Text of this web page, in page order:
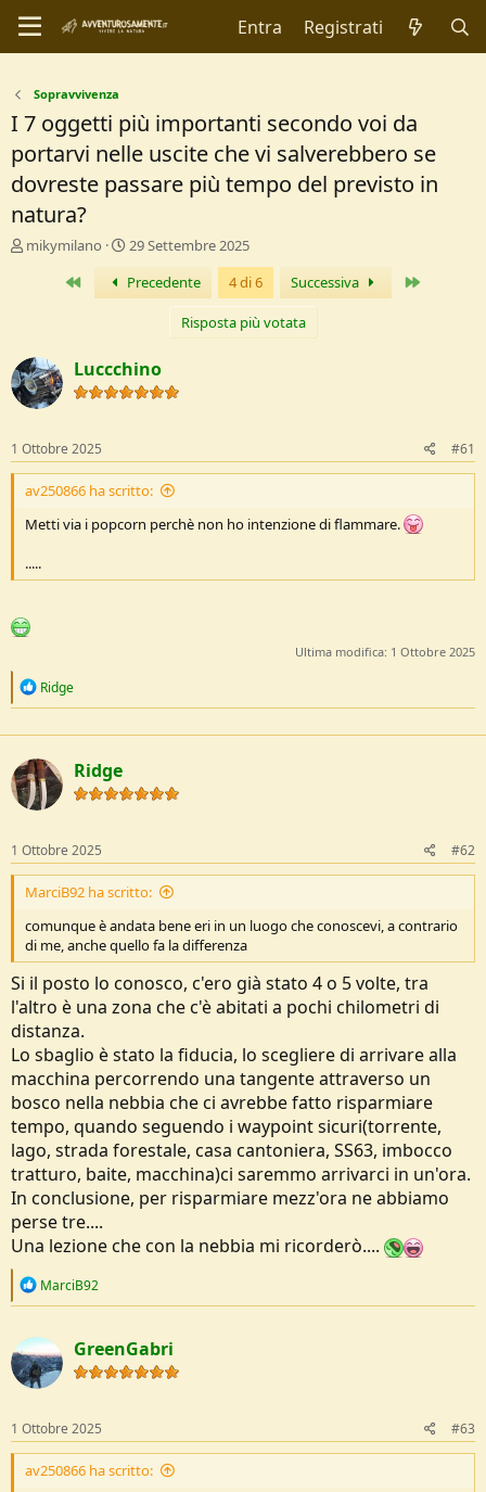
Entra Registrati
Sopravvivenza
I 7 oggetti più importanti secondo voi da
portarvi nelle uscite che vi salverebbero se
dovreste passare più tempo del previsto in
natura?
C
r
e
D
s
c
u
s
s
n
mikymilano
D
t
a
I
n
i
o
29 Settembre 2025
Primo Precedente 4 di 6 Successiva
Risposta più votata
Luccchino
1 Ottobre 2025 #61
av250866 ha scritto:
Metti via i popcorn perchè non ho intenzione di flammare.
.....
Ultima modifica: 1 Ottobre 2025
R
c
t
i
o
n
Ridge
Ridge
1 Ottobre 2025 #62
MarciB92 ha scritto:
comunque è andata bene eri in un luogo che conoscevi, a contrario
di me, anche quello fa la differenza
Si il posto lo conosco, c'ero già stato 4 o 5 volte, tra
l'altro è una zona che c'è abitati a pochi chilometri di
distanza.
Lo sbaglio è stato la fiducia, lo scegliere di arrivare alla
macchina percorrendo una tangente attraverso un
bosco nella nebbia che ci avrebbe fatto risparmiare
tempo, quando seguendo i waypoint sicuri(torrente,
lago, strada forestale, casa cantoniera, SS63, imbocco
tratturo, baite, macchina)ci saremmo arrivarci in un'ora.
In conclusione, per risparmiare mezz'ora ne abbiamo
perse tre....
Una lezione che con la nebbia mi ricorderò....
R
c
t
i
o
s
:
MarciB92
GreenGabri
1 Ottobre 2025 #63
av250866 ha scritto: